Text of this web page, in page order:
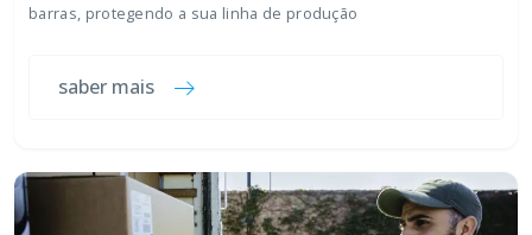
barras, protegendo a sua linha de produção
saber mais